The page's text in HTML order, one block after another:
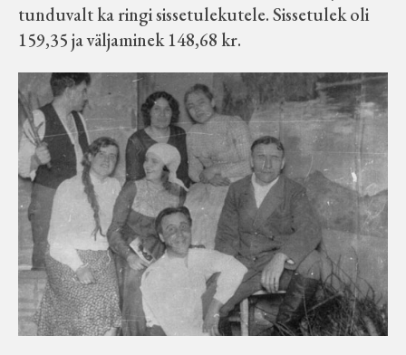
tunduvalt ka ringi sissetulekutele. Sissetulek oli
159,35 ja väljaminek 148,68 kr.